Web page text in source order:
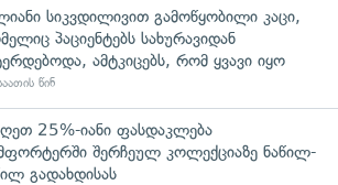
სიკვდილივით გამოწყობილი კაცი,
პაციენტებს სახურავიდან
ამტკიცებს, რომ ყვავი იყო
წინ
25%-იანი ფასდაკლება
შერჩეულ კოლექციაზე ნაწილ-
გადახდისას